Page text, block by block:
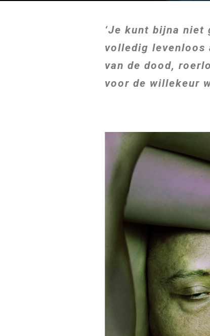
‘Je kunt bijna niet
volledig levenloos
van de dood,
voor de willekeur